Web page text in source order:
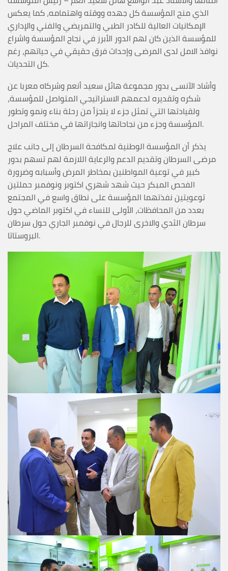
الذي منح المؤسسة كل جهده ووقته واهتمامه، كما يعكس
الإمكانيات العالية للكادر الطبي والتمريضي والفني والإداري
للمؤسسة الذين كان لهم الدور الأبرز في نجاح المؤسسة واشراع
نوافذ الامل لدى المرضى وإحداث فرق حقيقي في حياتهم، رغم
كل التحديات.
وأشاد الآنسى بدور مجموعة هائل سعيد أنعم وشركاه معربا عن
شكره وتقديره لدعمهم الاستراتيجي المتواصل للمؤسسة،
ولقيادتها التي تمثل جزء لا يتجزأ من رحلة بناء ونمو وتطور
المؤسسة وجزء من نجاحاتها وانجازاتها في مختلف المراحل.
يذكر أن المؤسسة الوطنية لمكافحة السرطان إلى جانب علاج
مرضى السرطان وتقديم الدعم والرعاية اللازمة لهم تسهم بدور
كبير في توعية المواطنين بمخاطر المرض وأسبابه وضرورة
الفحص المبكر حيث شهد شهري اكتوبر ونوفمبر حملتين
توعويتين نفذتهما المؤسسة على نطاق واسع في المجتمع
بعدد من المحافظات، الأولى للنساء في اكتوبر الماضي حول
سرطان الثدي والاخرى للرجال في نوفمبر الجاري حول سرطان
البروستاتا.